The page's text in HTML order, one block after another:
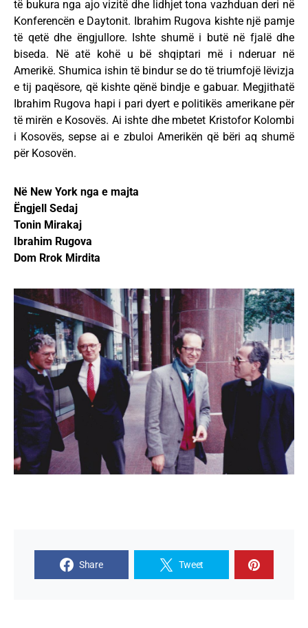
të bukura nga ajo vizitë dhe lidhjet tona vazhduan deri në
Konferencën e Daytonit. Ibrahim Rugova kishte një pamje
të qetë dhe ëngjullore. Ishte shumë i butë në fjalë dhe
biseda. Në atë kohë u bë shqiptari më i nderuar në
Amerikë. Shumica ishin të bindur se do të triumfojë lëvizja
e tij paqësore, që kishte qënë bindje e gabuar. Megjithatë
Ibrahim Rugova hapi i pari dyert e politikës amerikane për
të mirën e Kosovës. Ai ishte dhe mbetet Kristofor Kolombi
i Kosovës, sepse ai e zbuloi Amerikën që bëri aq shumë
për Kosovën.
Në New York nga e majta
Ëngjell Sedaj
Tonin Mirakaj
Ibrahim Rugova
Dom Rrok Mirdita
Share Tweet